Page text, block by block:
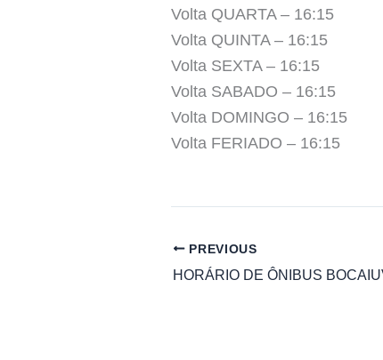
Volta QUARTA – 16:15
Volta QUINTA – 16:15
Volta SEXTA – 16:15
Volta SABADO – 16:15
Volta DOMINGO – 16:15
Volta FERIADO – 16:15
PREVIOUS